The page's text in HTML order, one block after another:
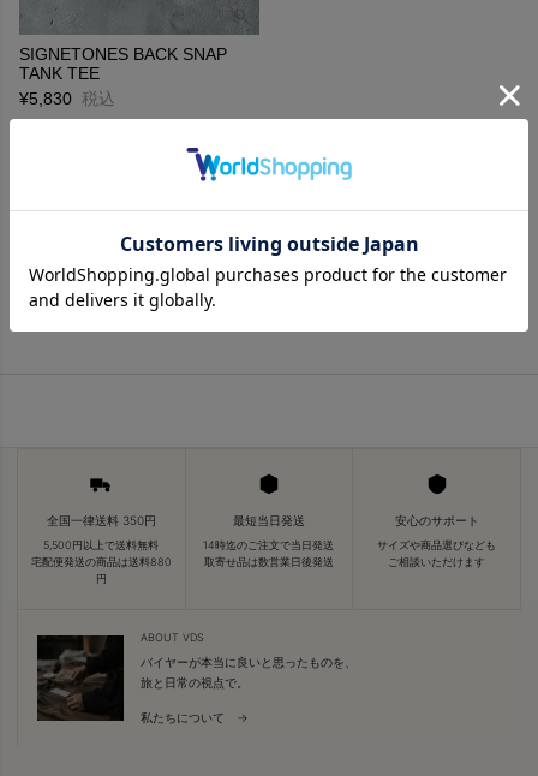
SIGNETONES BACK SNAP
TANK TEE
¥5,830 税込
並び替え 新着順 価格が安い順 価格が高い順 3件中 1-3件表示
全国一律送料 350円
5,500円以上で送料無料
宅配便発送の商品は送料880
円
最短当日発送
14時迄のご注文で当日発送
取寄せ品は数営業日後発送
安心のサポート
サイズや商品選びなども
ご相談いただけます
ABOUT VDS
バイヤーが本当に良いと思ったものを、
旅と日常の視点で。
私たちについて →